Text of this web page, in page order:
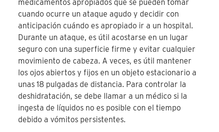
medicamentos apropiados que se pueden tomar
cuando ocurre un ataque agudo y decidir con
anticipación cuándo es apropiado ir a un hospital.
Durante un ataque, es útil acostarse en un lugar
seguro con una superficie firme y evitar cualquier
movimiento de cabeza. A veces, es útil mantener
los ojos abiertos y fijos en un objeto estacionario a
unas 18 pulgadas de distancia. Para controlar la
deshidratación, se debe llamar a un médico si la
ingesta de líquidos no es posible con el tiempo
debido a vómitos persistentes.